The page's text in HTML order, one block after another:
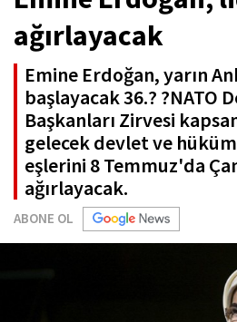
ağırlayacak
Emine Erdoğan, yarın
başlayacak 36.? ?NATO
Başkanları Zirvesi
gelecek devlet ve
eşlerini 8 Temmuz'da
ağırlayacak.
ABONE OL